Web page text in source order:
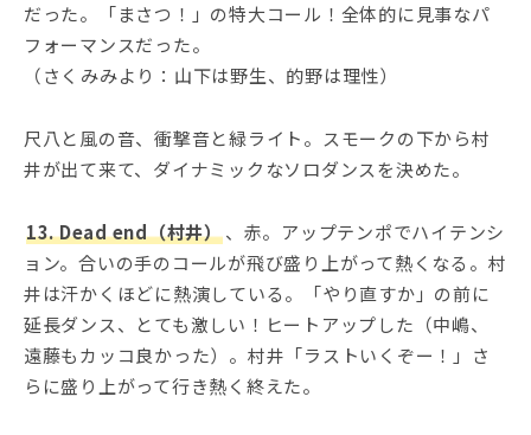
だった。「まさつ！」の特大コール！全体的に見事なパ
フォーマンスだった。
（さくみみより：山下は野生、的野は理性）
尺八と風の音、衝撃音と緑ライト。スモークの下から村
井が出て来て、ダイナミックなソロダンスを決めた。
13. Dead end（村井）、赤。アップテンポでハイテンシ
ョン。合いの手のコールが飛び盛り上がって熱くなる。村
井は汗かくほどに熱演している。「やり直すか」の前に
延長ダンス、とても激しい！ヒートアップした（中嶋、
遠藤もカッコ良かった）。村井「ラストいくぞー！」さ
らに盛り上がって行き熱く終えた。